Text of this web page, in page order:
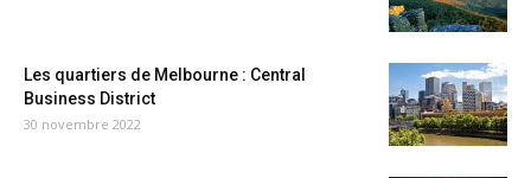
Les quartiers de Melbourne : Central
Business District
30 novembre 2022